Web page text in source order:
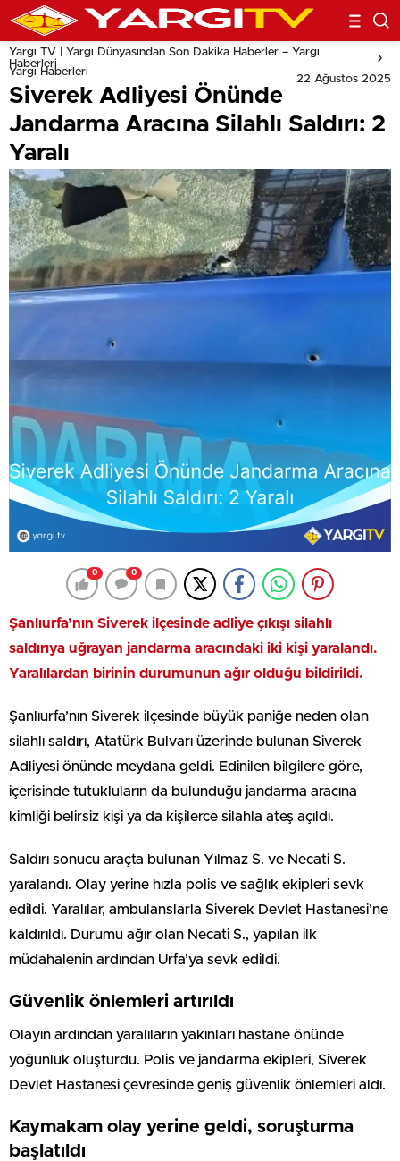
Yargı TV | Yargı Dünyasından Son Dakika Haberler – Yargı
Haberleri
Yargı Haberleri
22 Ağustos 2025
Siverek Adliyesi Önünde
Jandarma Aracına Silahlı Saldırı: 2
Yaralı
0 0
Şanlıurfa’nın Siverek ilçesinde adliye çıkışı silahlı
saldırıya uğrayan jandarma aracındaki iki kişi yaralandı.
Yaralılardan birinin durumunun ağır olduğu bildirildi.
Şanlıurfa’nın Siverek ilçesinde büyük paniğe neden olan
silahlı saldırı, Atatürk Bulvarı üzerinde bulunan Siverek
Adliyesi önünde meydana geldi. Edinilen bilgilere göre,
içerisinde tutukluların da bulunduğu jandarma aracına
kimliği belirsiz kişi ya da kişilerce silahla ateş açıldı.
Saldırı sonucu araçta bulunan Yılmaz S. ve Necati S.
yaralandı. Olay yerine hızla polis ve sağlık ekipleri sevk
edildi. Yaralılar, ambulanslarla Siverek Devlet Hastanesi’ne
kaldırıldı. Durumu ağır olan Necati S., yapılan ilk
müdahalenin ardından Urfa’ya sevk edildi.
Güvenlik önlemleri artırıldı
Olayın ardından yaralıların yakınları hastane önünde
yoğunluk oluşturdu. Polis ve jandarma ekipleri, Siverek
Devlet Hastanesi çevresinde geniş güvenlik önlemleri aldı.
Kaymakam olay yerine geldi, soruşturma
başlatıldı